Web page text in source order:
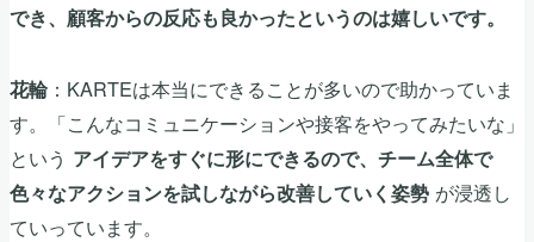
でき、顧客からの反応も良かったというのは嬉しいです。
花輪：KARTEは本当にできることが多いので助かっていま
す。「こんなコミュニケーションや接客をやってみたいな」
という アイデアをすぐに形にできるので、チーム全体で
色々なアクションを試しながら改善していく姿勢 が浸透し
ていっています。